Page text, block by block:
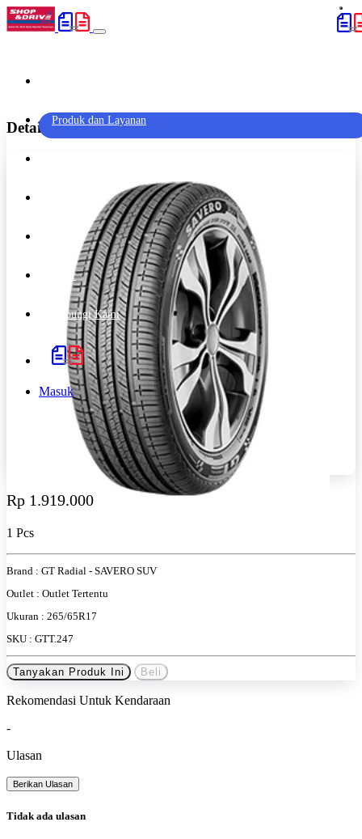
Produk dan Layanan
Karir
Hubungi Kami
Masuk
Detail Produk 'GT Radial Savero SUV - 265/65R17'
Rp 1.919.000
1 Pcs
Brand : GT Radial - SAVERO SUV
Outlet : Outlet Tertentu
Ukuran : 265/65R17
SKU : GTT.247
Tanyakan Produk Ini Beli
Rekomendasi Untuk Kendaraan
-
Ulasan
Berikan Ulasan
Tidak ada ulasan